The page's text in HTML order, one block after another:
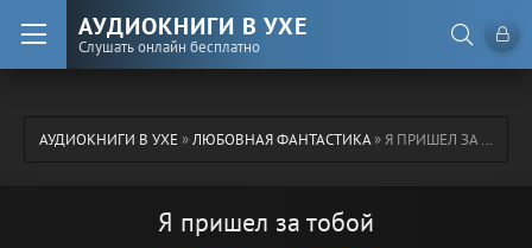
АУДИОКНИГИ В УХЕ
Слушать онлайн бесплатно
АУДИОКНИГИ В УХЕ»ЛЮБОВНАЯ ФАНТАСТИКА» Я ПРИШЕЛ ЗА ТОБОЙ
Я пришел за тобой